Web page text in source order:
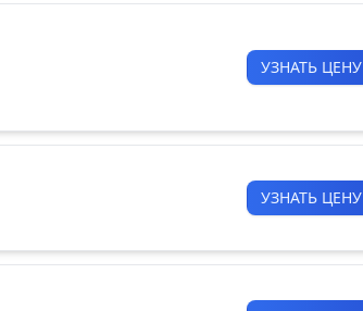
УЗНАТЬ ЦЕНУ
УЗНАТЬ ЦЕНУ